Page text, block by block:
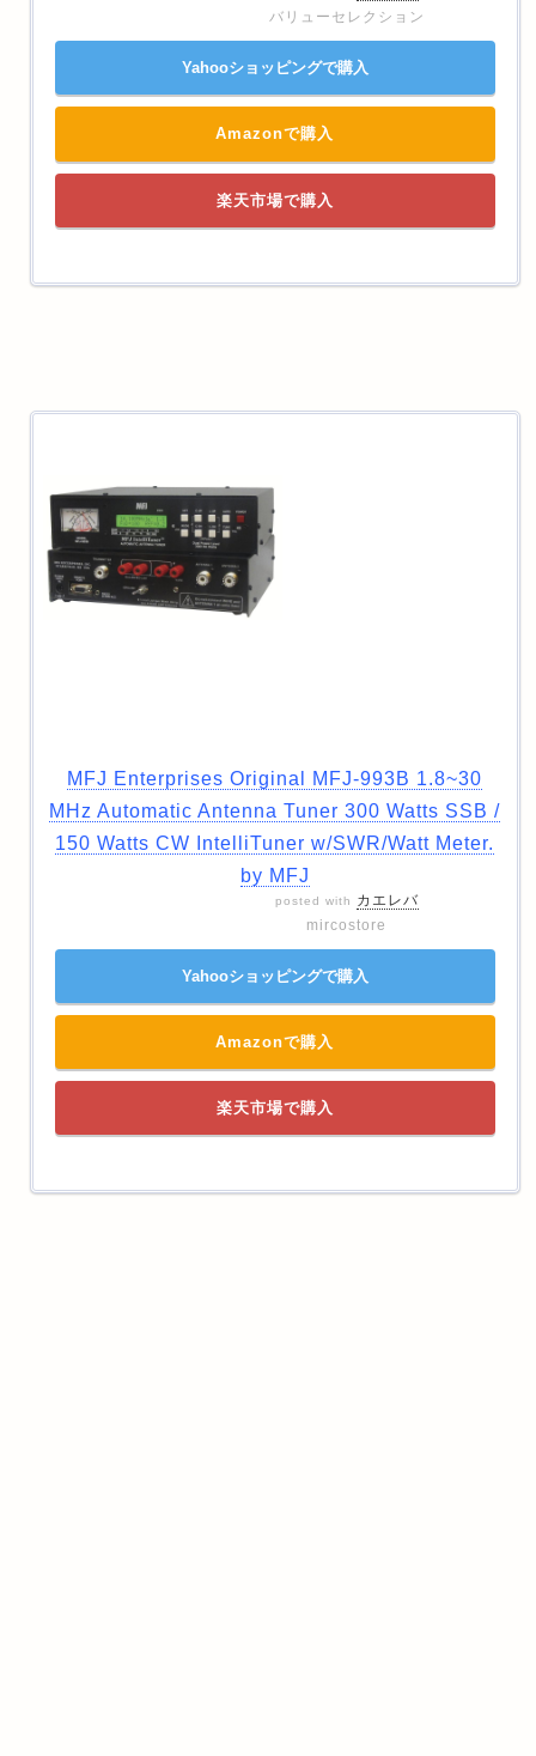
バリューセレクション
Yahooショッピングで購入
Amazonで購入
楽天市場で購入
MFJ Enterprises Original MFJ-993B 1.8~30
MHz Automatic Antenna Tuner 300 Watts SSB /
150 Watts CW IntelliTuner w/SWR/Watt Meter.
by MFJ
posted with
カエレバ
mircostore
Yahooショッピングで購入
Amazonで購入
楽天市場で購入